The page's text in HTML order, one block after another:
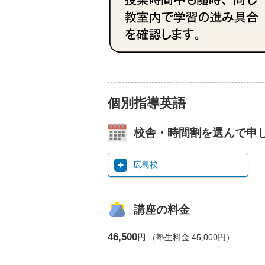
個別指導英語
校舎・時間割を選んで申
広島校
講座の料金
46,500円 （塾生料金 45,000円）